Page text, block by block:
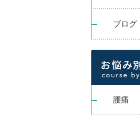
ブログ
腰痛